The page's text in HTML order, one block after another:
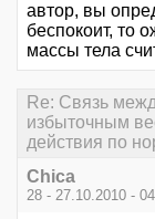
автор, вы
беспокоит, то
массы тела
Re: Связь
избыточным
действия по
Chica
28 - 27.10.2010 -